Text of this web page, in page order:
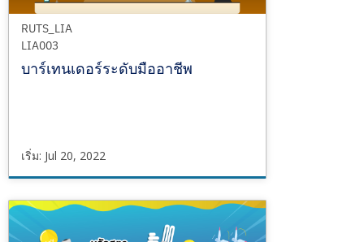
RUTS_LIA
LIA003
บาร์เทนเดอร์ระดับมืออาชีพ
เริ่ม: Jul 20, 2022
LIA003
20,